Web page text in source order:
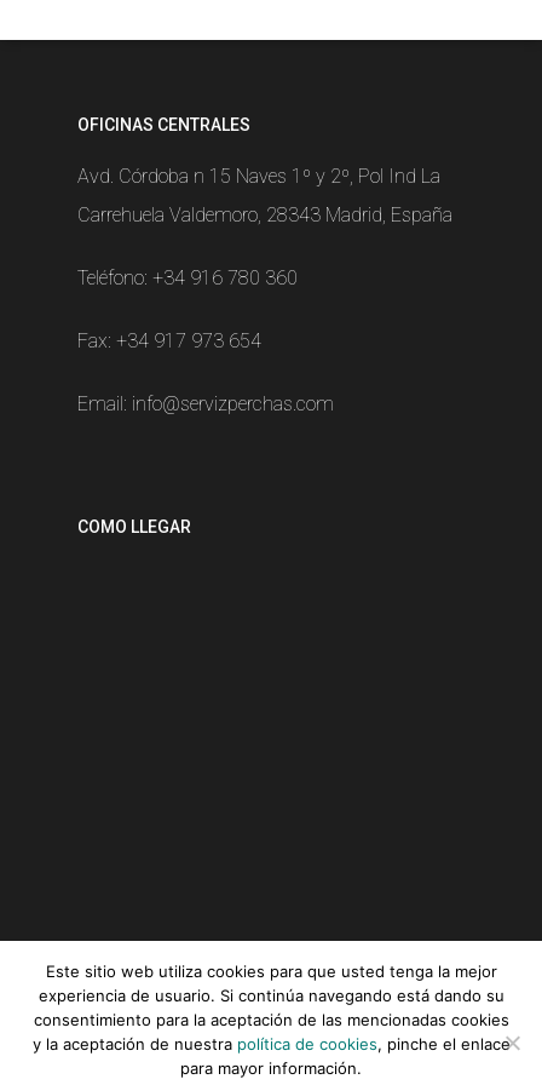
OFICINAS CENTRALES
Avd. Córdoba n 15 Naves 1º y 2º, Pol Ind La
Carrehuela Valdemoro, 28343 Madrid, España
Teléfono: +34 916 780 360
Fax: +34 917 973 654
Email: info@servizperchas.com
COMO LLEGAR
Serviz © All rights reserved |Aviso legal|Política de
privacidad| Política de cookies
Este sitio web utiliza cookies para que usted tenga la mejor
experiencia de usuario. Si continúa navegando está dando su
consentimiento para la aceptación de las mencionadas cookies
y la aceptación de nuestra política de cookies, pinche el enlace
para mayor información.